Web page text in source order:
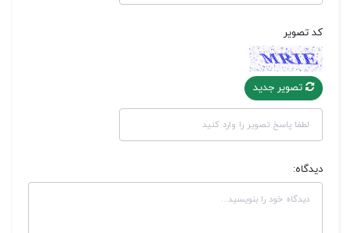
کد تصویر
تصویر جدید
دیدگاه: